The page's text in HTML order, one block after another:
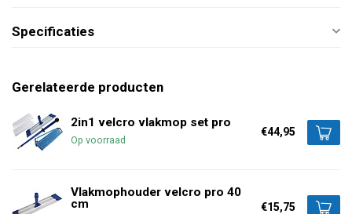
Specificaties
Gerelateerde producten
2in1 velcro vlakmop set pro
Op voorraad
€44,95
Vlakmophouder velcro pro 40
cm
€15,75